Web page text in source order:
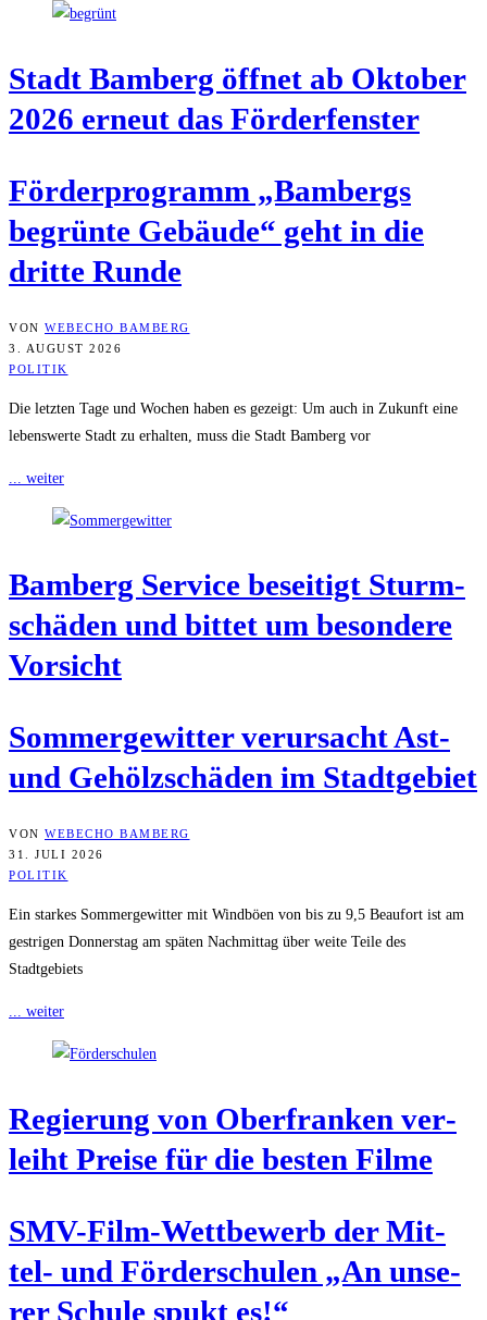
Stadt Bam­berg öff­net ab Okto­ber
2026 erneut das Förderfenster
För­der­pro­gramm „Bam­bergs
begrün­te Gebäu­de“ geht in die
drit­te Runde
VON WEBECHO BAMBERG
3. AUGUST 2026
POLITIK
Die letzten Tage und Wochen haben es gezeigt: Um auch in Zukunft eine
lebenswerte Stadt zu erhalten, muss die Stadt Bamberg vor
... weiter
Bam­berg Ser­vice besei­tigt Sturm­
schä­den und bit­tet um beson­de­re
Vorsicht
Som­mer­ge­wit­ter ver­ur­sacht Ast-
und Gehölz­schä­den im Stadtgebiet
VON WEBECHO BAMBERG
31. JULI 2026
POLITIK
Ein starkes Sommergewitter mit Windböen von bis zu 9,5 Beaufort ist am
gestrigen Donnerstag am späten Nachmittag über weite Teile des
Stadtgebiets
... weiter
Regie­rung von Ober­fran­ken ver­
leiht Prei­se für die bes­ten Filme
SMV-Film-Wett­be­werb der Mit­
tel- und För­der­schu­len „An unse­
rer Schu­le spukt es!“